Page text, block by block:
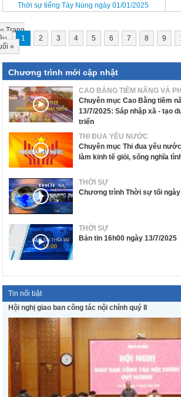
Thời sự tiếng Tày Nùng ngày 01/01/2025
«Trang
1 2 3 4 5 6 7 8 9
»
Chương trình mới cập nhật
CAO BẰNG TIỀM NĂNG VÀ
Chuyên mục Cao Bằng tiềm
13/7/2025: Sáp nhập xã - tạo
triển
THI ĐUA YÊU NƯỚC
Chuyên mục Thi đua yêu
làm kinh tế giỏi, sống nghĩa
THỜI SỰ
Chương trình Thời sự tối ngày
THỜI SỰ
Bản tin 16h00 ngày 13/7/2025
Tin nổi bật
Hội nghị giao ban công tác nội chính quý II